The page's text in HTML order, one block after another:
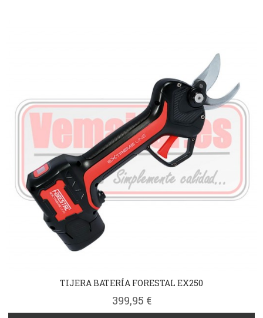
TIJERA BATERÍA FORESTAL EX250
399,95 €